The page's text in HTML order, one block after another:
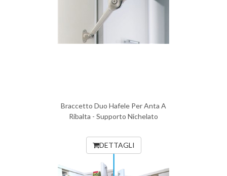
Braccetto Duo Hafele Per Anta A
Ribalta - Supporto Nichelato
DETTAGLI